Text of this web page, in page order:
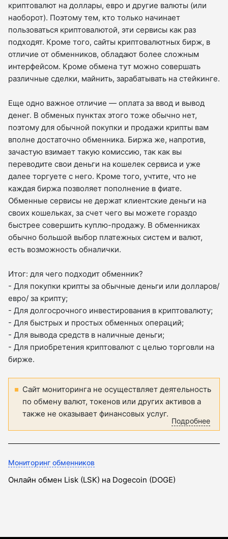
криптовалют на доллары, евро и другие валюты (или
наоборот). Поэтому тем, кто только начинает
пользоваться криптовалютой, эти сервисы как раз
подходят. Кроме того, сайты криптовалютных бирж, в
отличие от обменников, обладают более сложным
интерфейсом. Кроме обмена тут можно совершать
различные сделки, майнить, зарабатывать на стейкинге.
Еще одно важное отличие — оплата за ввод и вывод
денег. В обменых пунктах этого тоже обычно нет,
поэтому для обычной покупки и продажи крипты вам
вполне достаточно обменника. Биржа же, напротив,
зачастую взимает такую комиссию, так как вы
переводите свои деньги на кошелек сервиса и уже
далее торгуете с него. Кроме того, учтите, что не
каждая биржа позволяет пополнение в фиате.
Обменные сервисы не держат клиентские деньги на
своих кошельках, за счет чего вы можете гораздо
быстрее совершить куплю-продажу. В обменниках
обычно большой выбор платежных систем и валют,
есть возможность обналички.
Итог: для чего подходит обменник?
- Для покупки крипты за обычные деньги или долларов/
евро/ за крипту;
- Для долгосрочного инвестирования в криптовалюту;
- Для быстрых и простых обменных операций;
- Для вывода средств в наличные деньги;
- Для приобретения криптовалют с целью торговли на
бирже.
Сайт мониторинга не осуществляет деятельность
по обмену валют, токенов или других активов а
также не оказывает финансовых услуг.
Подробнее
Мониторинг обменников
Онлайн обмен Lisk (LSK) на Dogecoin (DOGE)